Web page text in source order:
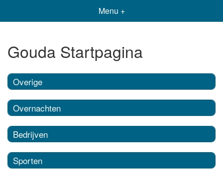
Menu +
Gouda Startpagina
Overige
Overnachten
Bedrijven
Sporten